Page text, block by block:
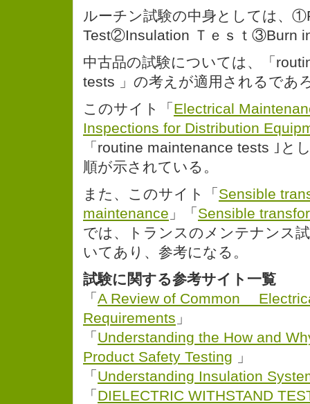
ルーチン試験の中身としては
Test②Insulation Ｔｅｓｔ③Burn
中古品の試験については、「
tests 」の考えが適用されるであ
このサイト「 Electrical
Inspections for Distribution
「routine maintenance tests ｣と
順が示されている。
また、このサイト「 Sensible
maintenance 」「 Sensible
では、トランスのメンテナンス
いてあり、参考になる。
試験に関する参考サイト一覧
「 A Review of Common
Requirements 」
「 Understanding the How and
Product Safety Testing 」
「 Understanding Insulation
「 DIELECTRIC WITHSTAND